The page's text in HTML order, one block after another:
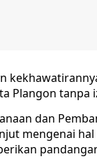
Plangon tanpa
dan
mengenai